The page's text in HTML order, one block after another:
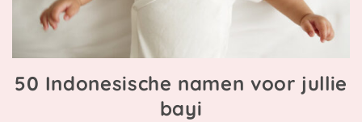
50 Indonesische namen voor jullie
bayi